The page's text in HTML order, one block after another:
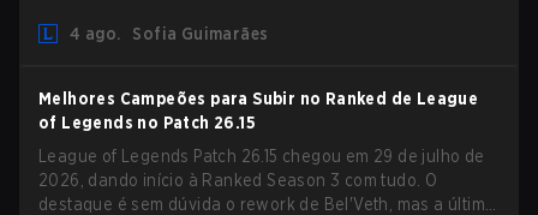
removem várias restrições desatualizadas.
4 ago. Sofia Guimarães
Melhores Campeões para Subir no Ranked de League
of Legends no Patch 26.15
League of Legends Patch 26.15 chegou em 29 de julho de
2026, dando início à Ranked Season 3 com tudo. O
destaque é sem dúvida o rework de Bel'Veth, mas a última